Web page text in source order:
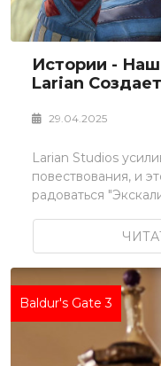
Истории -
Larian
29.04.2025
Larian Studios
повествования, и
радоваться
Baldur's Gate 3